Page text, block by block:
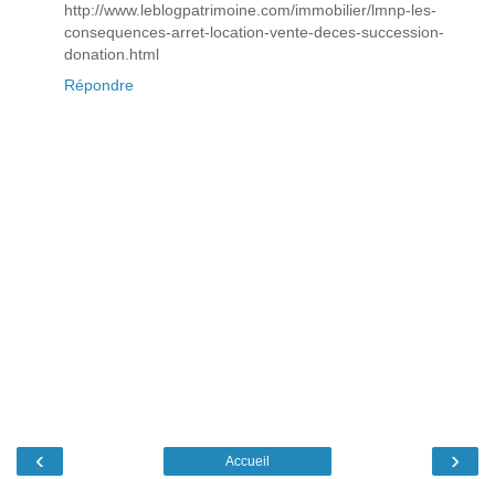
http://www.leblogpatrimoine.com/immobilier/lmnp-les-
consequences-arret-location-vente-deces-succession-
donation.html
Répondre
‹ ›
Accueil